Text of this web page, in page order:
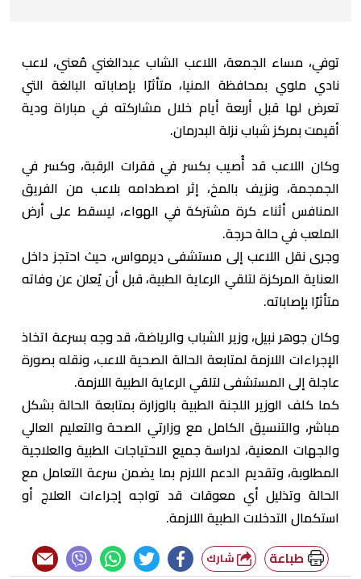
توفي، مساء الجمعة، اللاعب الشاب عبدالغني مُعني، لاعب
نادي ملوي بمحافظة المنيا، متأثرًا بإصاباته البالغة التي
تعرض لها قبل أربعة أيام خلال مشاركته في مباراة ودية
أقيمت بمركز شباب نزلة البدرمان.
وكان اللاعب قد أُصيب بكسر في فقرات الرقبة، وكسر في
الجمجمة، ونزيف بالمخ، إثر اصطدامه بلاعب من الفريق
المنافس أثناء كرة مشتركة في الهواء، ليسقط على أرض
الملعب في حالة حرجة.
وجرى نقل اللاعب إلى مستشفى ديرمواس، حيث احتجز داخل
العناية المركزة لتلقي الرعاية الطبية، قبل أن يُعلن عن وفاته
متأثرًا بإصاباته.
وكان جوهر نبيل، وزير الشباب والرياضة، قد وجه بسرعة اتخاذ
الإجراءات اللازمة لمتابعة الحالة الصحية للاعب، ونقله بصورة
عاجلة إلى المستشفى لتلقي الرعاية الطبية اللازمة.
كما كلف الوزير اللجنة الطبية بالوزارة بمتابعة الحالة بشكل
مباشر، والتنسيق الكامل مع وزارتي الصحة والتعليم العالي
والجهات المعنية، لدراسة جميع الاحتياجات الطبية والعلاجية
المطلوبة، وتقديم الدعم اللازم بما يضمن سرعة التعامل مع
الحالة وتذليل أي معوقات قد تواجه إجراءات العلاج أو
استكمال التدخلات الطبية اللازمة.
طباعة